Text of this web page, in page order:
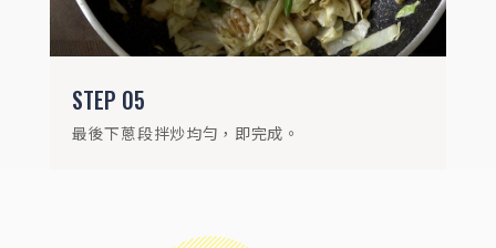
STEP 05
最後下蔥段拌炒均勻，即完成。